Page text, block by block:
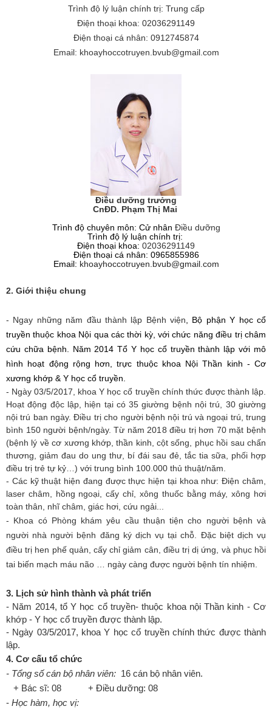
Trình độ lý luận chính trị: Trung cấp
Điện thoại khoa: 02036291149
Điện thoại cá nhân: 0912745874
Email: khoayhoccotruyen.bvub@gmail.com
Điều dưỡng trưởng
CnĐD. Phạm Thị Mai
Trình độ chuyên môn: Cử nhân Điều dưỡng
Trình độ lý luận chính trị:
Điện thoại khoa: 02036291149
Điện thoại cá nhân: 0965855986
Email: khoayhoccotruyen.bvub@gmail.com
2. Giới thiệu chung
- Ngay những năm đầu thành lập Bệnh viện, Bộ phận Y học cổ
truyền thuộc khoa Nội qua các thời kỳ, với chức năng điều trị châm
cứu chữa bệnh. Năm 2014 Tổ Y học cổ truyền thành lập với mô
hình hoạt động rộng hơn, trực thuộc khoa Nội Thần kinh - Cơ
xương khớp & Y học cổ truyền.
- Ngày 03/5/2017, khoa Y học cổ truyền chính thức được thành lập.
Hoạt động độc lập, hiện tại có 35 giường bệnh nội trú, 30 giường
nội trú ban ngày. Điều trị cho người bệnh nội trú và ngoại trú, trung
bình 150 người bệnh/ngày. Từ năm 2018 điều trị hơn 70 mặt bệnh
(bệnh lý về cơ xương khớp, thần kinh, cột sống, phục hồi sau chấn
thương, giảm đau do ung thư, bí đái sau đẻ, tắc tia sữa, phối hợp
điều trị trẻ tự kỷ…) với trung bình 100.000 thủ thuật/năm.
- Các kỹ thuật hiện đang được thực hiện tại khoa như: Điện châm,
laser châm, hồng ngoại, cấy chỉ, xông thuốc bằng máy, xông hơi
toàn thân, nhĩ châm, giác hơi, cứu ngải...
- Khoa có Phòng khám yêu cầu thuận tiện cho người bệnh và
người nhà người bệnh đăng ký dịch vụ tại chỗ. Đặc biệt dịch vụ
điều trị hen phế quản, cấy chỉ giảm cân, điều trị dị ứng, và phục hồi
tai biến mạch máu não … ngày càng được người bệnh tín nhiệm.
3. Lịch sử hình thành và phát triển
- Năm 2014, tổ Y học cổ truyền- thuộc khoa nội Thần kinh - Cơ
khớp - Y học cổ truyền được thành lập.
- Ngày 03/5/2017, khoa Y học cổ truyền chính thức được thành
lập.
4. Cơ cấu tổ chức
- Tổng số cán bộ nhân viên: 16 cán bộ nhân viên.
+ Bác sĩ: 08 + Điều dưỡng: 08
- Học hàm, học vị: